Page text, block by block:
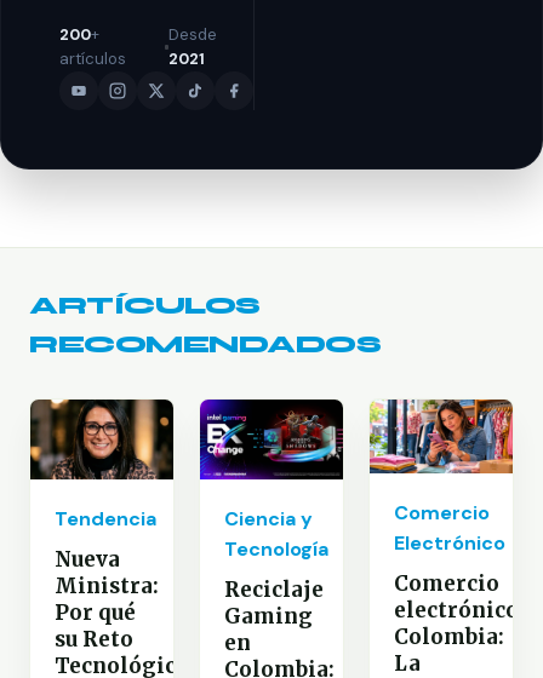
200+
artículos
Desde
2021
ARTÍCULOS
RECOMENDADOS
Tendencia
Nueva
Ministra:
Por qué
su Reto
Tecnológico
Ciencia y
Tecnología
Reciclaje
Gaming
en
Colombia:
Comercio
Electrónico
Comercio
electrónico
Colombia:
La